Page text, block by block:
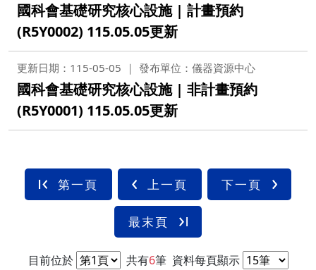
國科會基礎研究核心設施 | 計畫預約
(R5Y0002) 115.05.05更新
更新日期：115-05-05 發布單位：儀器資源中心
國科會基礎研究核心設施 | 非計畫預約
(R5Y0001) 115.05.05更新
第一頁 上一頁 下一頁
最末頁
目前位於 共有6筆 資料每頁顯示